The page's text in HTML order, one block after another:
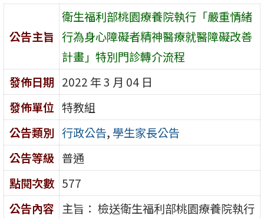
公告主旨
衛生福利部桃園療養院執行「嚴重情緒
行為身心障礙者精神醫療就醫障礙改善
計畫」特別門診轉介流程
發佈日期 2022 年 3 月 04 日
發佈單位 特教組
公告類別 行政公告, 學生家長公告
公告等級 普通
點閱次數 577
公告內容 主旨： 檢送衛生福利部桃園療養院執行